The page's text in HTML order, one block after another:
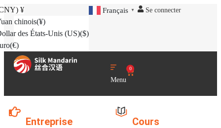
¥
chinois(¥)
des États-Unis (US)($)
(€)
Français ▼ Se connecter
Menu
0
Entreprise Cours